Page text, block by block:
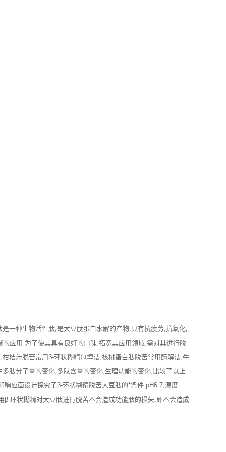
是一种生物活性肽,是大豆肽蛋白水解的产物.具有抗疲劳,抗氧化,
应用.为了使其具有良好的口味,拓宽其应用领域,需对其进行脱
桔汁脱苦常用β-环状糊精包埋法,核桃蛋白肽脱苦常用酶解法,牛
肽分子量的变化,多肽含量的变化,生理功能的变化,比较了以上
应面设计探究了β-环状糊精脱苦大豆肽的*条件:pH6.7,温度
环状糊精对大豆肽进行脱苦不会造成功能肽的损失,即不会造成